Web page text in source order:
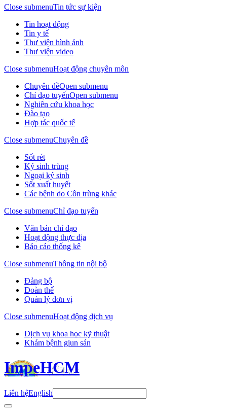
Close submenuTin tức sự kiện
Tin hoạt động
Tin y tế
Thư viện hình ảnh
Thư viện video
Close submenuHoạt động chuyên môn
Chuyên đềOpen submenu
Chỉ đạo tuyếnOpen submenu
Nghiên cứu khoa học
Đào tạo
Hợp tác quốc tế
Close submenuChuyên đề
Sốt rét
Ký sinh trùng
Ngoại ký sinh
Sốt xuất huyết
Các bệnh do Côn trùng khác
Close submenuChỉ đạo tuyến
Văn bản chỉ đạo
Hoạt động thực địa
Báo cáo thống kê
Close submenuThông tin nội bộ
Đảng bộ
Đoàn thể
Quản lý đơn vị
Close submenuHoạt động dịch vụ
Dịch vụ khoa học kỹ thuật
Khám bệnh giun sán
ImpeHCM
Liên hệEnglish